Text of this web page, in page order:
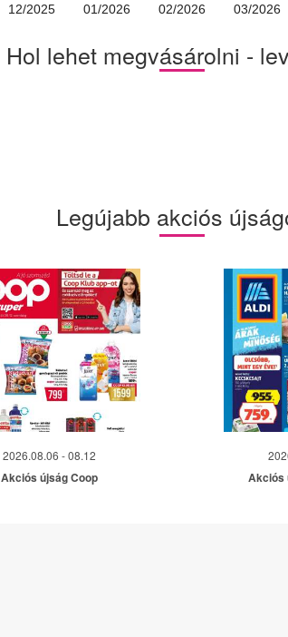
12/2025 01/2026 02/2026 03/2026
Hol lehet megvásárolni -
Legújabb akciós
2026.08.06 - 08.12
Akciós újság Coop Akciós